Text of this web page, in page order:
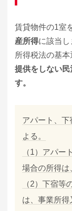
賃貸物件の1室
産所得に該当し
所得税法の基本
提供をしない
す。
アパート、下
よる。
（1）アパー
場合の所得は
（2）下宿等
は、事業所得